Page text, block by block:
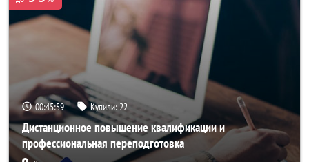
00:45:58 Купили:22
Дистанционное повышение квалификации и
профессиональная переподготовка